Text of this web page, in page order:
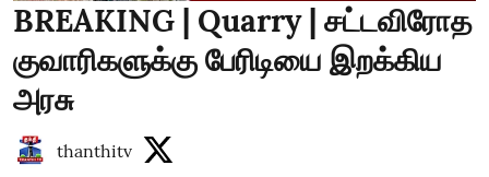
BREAKING | Quarry | சட்டவிரோத
குவாரிகளுக்கு பேரிடியை இறக்கிய
அரசு
thanthitv